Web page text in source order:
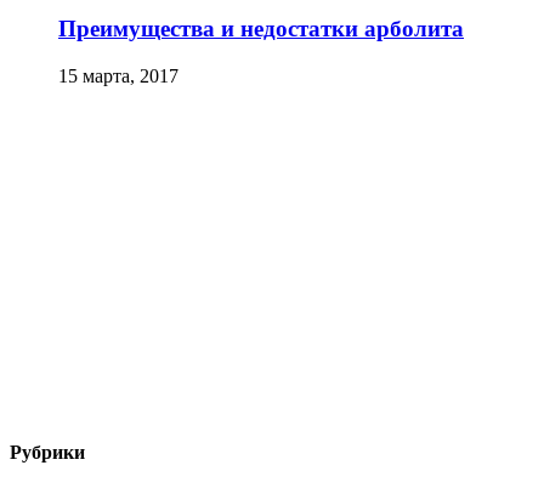
Преимущества и недостатки арболита
15 марта, 2017
Рубрики